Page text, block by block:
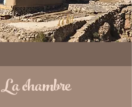
La chambre